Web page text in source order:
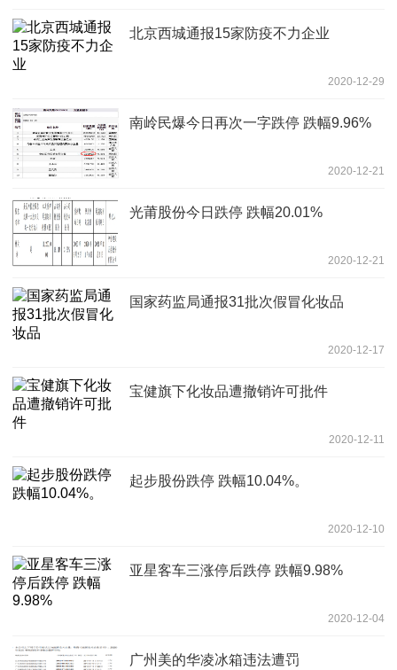
北京西城通报15家防疫不力企业
2020-12-29
南岭民爆今日再次一字跌停 跌幅9.96%
2020-12-21
光莆股份今日跌停 跌幅20.01%
2020-12-21
国家药监局通报31批次假冒化妆品
2020-12-17
宝健旗下化妆品遭撤销许可批件
2020-12-11
起步股份跌停 跌幅10.04%。
2020-12-10
亚星客车三涨停后跌停 跌幅9.98%
2020-12-04
广州美的华凌冰箱违法遭罚